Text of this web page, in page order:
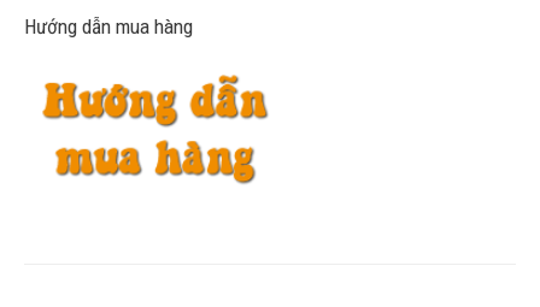
Hướng dẫn mua hàng